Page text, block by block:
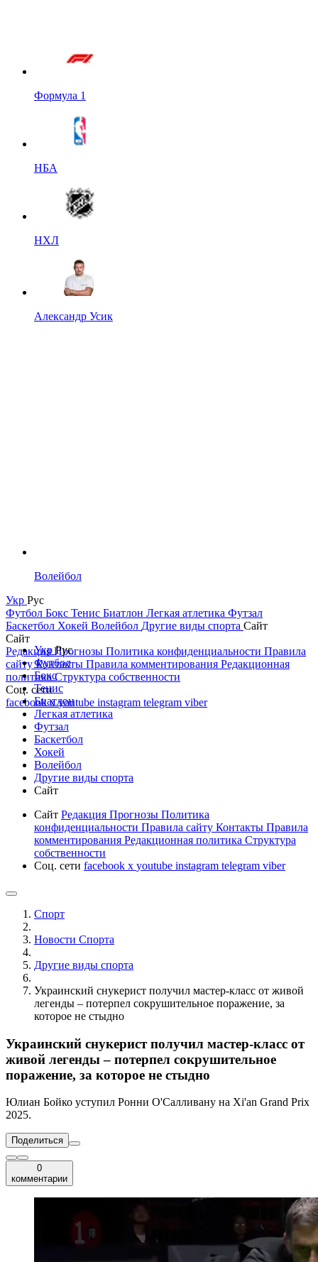
Формула 1
НБА
НХЛ
Александр Усик
Волейбол
Укр Рус
Футбол Бокс Тенис Биатлон Легкая атлетика Футзал
Баскетбол Хокей Волейбол Другие виды спорта Сайт
Сайт
РедакцияПрогнозы Политика конфиденциальности Правила
сайтуКонтакты Правила комментирования Редакционная
политикаСтруктура собственности
Соц. сети
facebookxyoutube instagram telegram viber
УкрРус
Футбол
Бокс
Тенис
Биатлон
Легкая атлетика
Футзал
Баскетбол
Хокей
Волейбол
Другие виды спорта
Сайт
Сайт Редакция Прогнозы Политика
конфиденциальности Правила сайту Контакты Правила
комментирования Редакционная политика Структура
собственности
Соц. сети facebook x youtube instagram telegram viber
Спорт
Новости Cпорта
Другие виды спорта
Украинский снукерист получил мастер-класс от живой
легенды – потерпел сокрушительное поражение, за
которое не стыдно
Украинский снукерист получил мастер-класс от
живой легенды – потерпел сокрушительное
поражение, за которое не стыдно
Юлиан Бойко уступил Ронни О'Салливану на Xi'an Grand Prix
2025.
Поделиться
0
комментарии